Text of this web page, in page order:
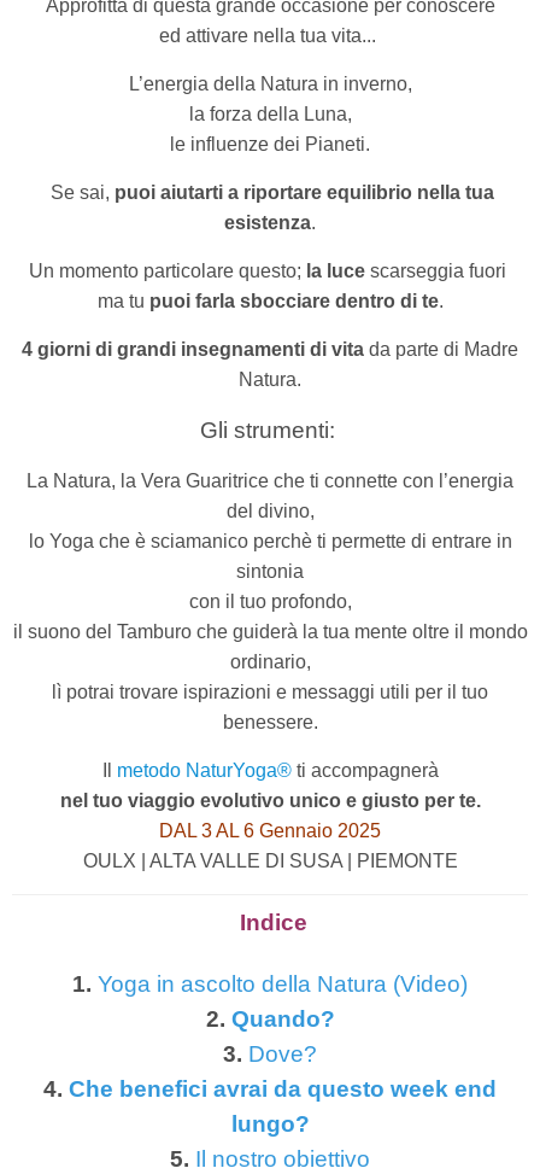
Approfitta di questa grande occasione per conoscere
ed attivare nella tua vita...
L’energia della Natura in inverno,
la forza della Luna,
le influenze dei Pianeti.
Se sai, puoi aiutarti a riportare equilibrio nella tua
esistenza.
Un momento particolare questo; la luce scarseggia fuori
ma tu puoi farla sbocciare dentro di te.
4 giorni di grandi insegnamenti di vita da parte di Madre
Natura.
Gli strumenti:
La Natura, la Vera Guaritrice che ti connette con l’energia
del divino,
lo Yoga che è sciamanico perchè ti permette di entrare in
sintonia
con il tuo profondo,
il suono del Tamburo che guiderà la tua mente oltre il mondo
ordinario,
lì potrai trovare ispirazioni e messaggi utili per il tuo
benessere.
metodo NaturYoga®ti accompagnerà
nel tuo viaggio evolutivo unico e giusto per te.
DAL 3 AL 6 Gennaio 2025
OULX | ALTA VALLE DI SUSA | PIEMONTE
Indice
1. Yoga in ascolto della Natura (Video)
2. Quando?
3. Dove?
4. Che benefici avrai da questo week end
lungo?
5. Il nostro obiettivo